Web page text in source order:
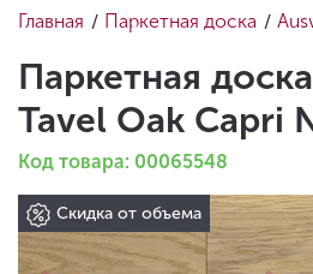
Главная / Паркетная доска /
Паркетная
Tavel Oak Capri
Код товара: 00065548
Скидка от объема